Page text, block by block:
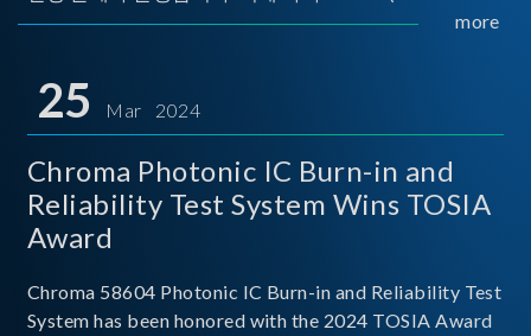
Implementers Forum)는 USB Power Delivery(PD) 전력
서는 USB PD를 지원하는 다양한 제품들이 출시되고 있
습니다. 스마트폰, 디지털 카메라, 모바일 기기, 외장 스토
리지, 노트북, 디스플레이 등에서 하나의
more
25 Mar 2024
Chroma Photonic IC Burn-in and
Reliability Test System Wins TOSIA
Award
Chroma 58604 Photonic IC Burn-in and Reliability Test
System has been honored with the 2024 TOSIA Award